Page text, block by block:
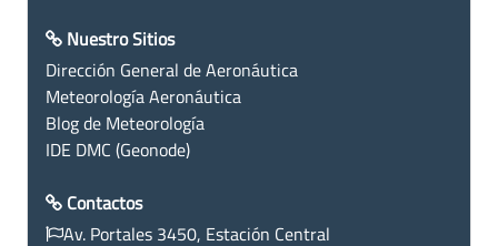
Nuestro Sitios
Dirección General de Aeronáutica
Meteorología Aeronáutica
Blog de Meteorología
IDE DMC (Geonode)
Contactos
Av. Portales 3450, Estación Central